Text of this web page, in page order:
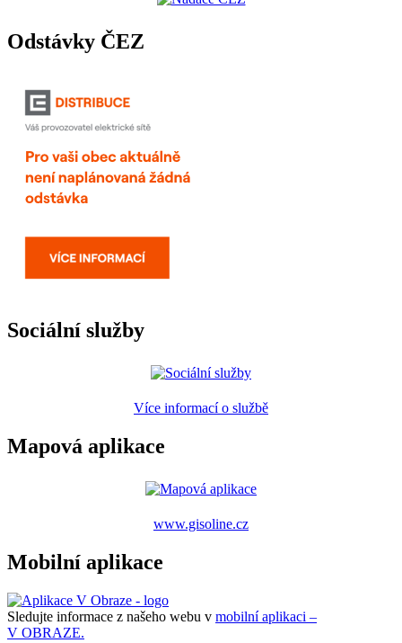
Odstávky ČEZ
Sociální služby
Více informací o službě
Mapová aplikace
www.gisoline.cz
Mobilní aplikace
Sledujte informace z našeho webu v mobilní aplikaci –
V OBRAZE.